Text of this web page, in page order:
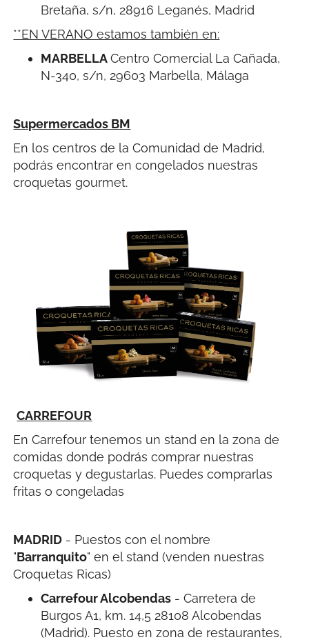
Bretaña, s/n, 28916 Leganés, Madrid
**EN VERANO estamos también en:
MARBELLACentro Comercial La Cañada,
N-340, s/n, 29603 Marbella, Málaga
Supermercados BM
En los centros de la Comunidad de Madrid,
podrás encontrar en congelados nuestras
croquetas gourmet.
CARREFOUR
En Carrefour tenemos un stand en la zona de
comidas donde podrás comprar nuestras
croquetas y degustarlas. Puedes comprarlas
fritas o congeladas
MADRID - Puestos con el nombre
"Barranquito" en el stand (venden nuestras
Croquetas Ricas)
Carrefour Alcobendas - Carretera de
Burgos A1, km. 14,5 28108 Alcobendas
(Madrid). Puesto en zona de restaurantes,